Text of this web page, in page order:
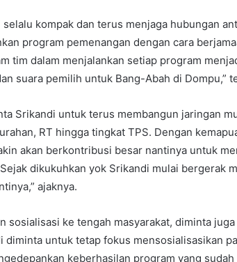
kompak dan terus menjaga hubungan
program pemenangan dengan cara
tim dalam menjalankan setiap program
suara pemilih untuk Bang-Abah di Dompu,”
Srikandi untuk terus membangun jaringan
RT hingga tingkat TPS. Dengan
akan berkontribusi besar nantinya untuk
dikukuhkan yok Srikandi mulai bergerak
ajaknya.
sosialisasi ke tengah masyarakat, diminta
diminta untuk tetap fokus mensosialisasikan
keberhasilan program yang